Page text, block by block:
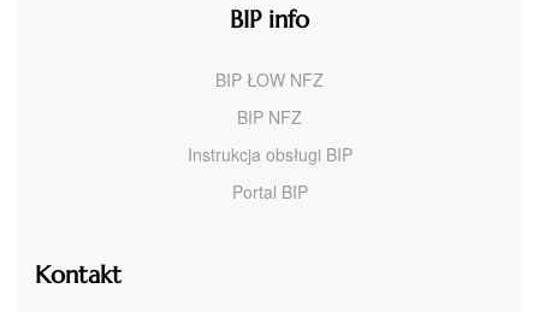
BIP info
BIP ŁOW NFZ
BIP NFZ
Instrukcja obsługi BIP
Portal BIP
Kontakt